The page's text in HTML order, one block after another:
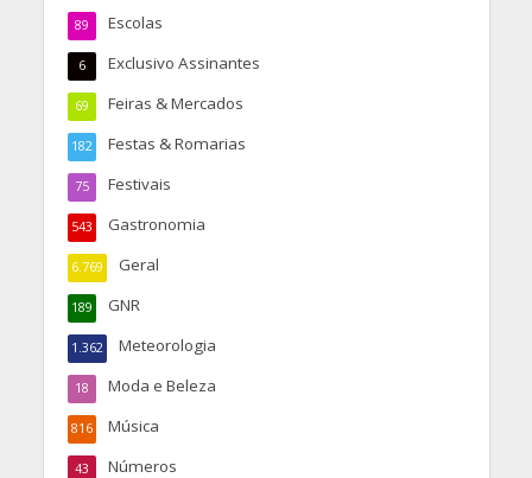
Escolas
89
Exclusivo Assinantes
6
Feiras & Mercados
69
Festas & Romarias
182
Festivais
75
Gastronomia
543
Geral
6.769
GNR
189
Meteorologia
1.362
Moda e Beleza
18
Música
816
Números
43